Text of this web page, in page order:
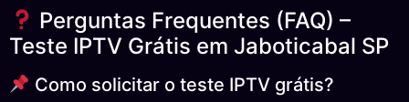
Perguntas Frequentes (FAQ) –
Teste IPTV Grátis em Jaboticabal SP
Como solicitar o teste IPTV grátis?